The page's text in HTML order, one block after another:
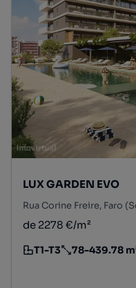
LUX GARDEN EVO
Rua Corine Freire, Faro
de 2278 €/m²
Tipologia
T1-T3
Preço por metro
78-439.78